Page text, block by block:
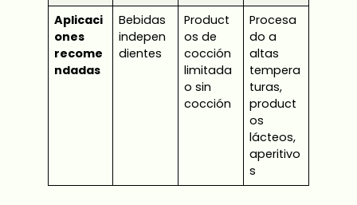
Aplicaci
ones
recome
ndadas
Bebidas
indepen
dientes
Product
os de
cocción
limitada
o sin
cocción
Procesa
do a
altas
tempera
turas,
product
os
lácteos,
aperitivo
s